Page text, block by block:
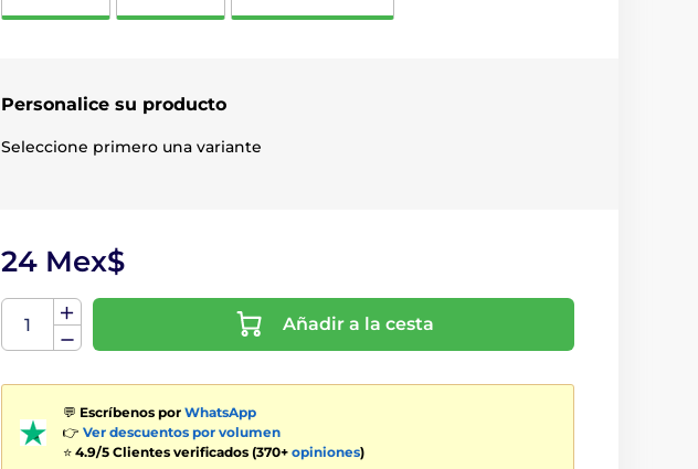
Personalice su producto
Seleccione primero una variante
24 Mex$
Añadir a la cesta
💬 Escríbenos por WhatsApp
👉 Ver descuentos por volumen
⭐ 4.9/5 Clientes verificados (370+ opiniones)